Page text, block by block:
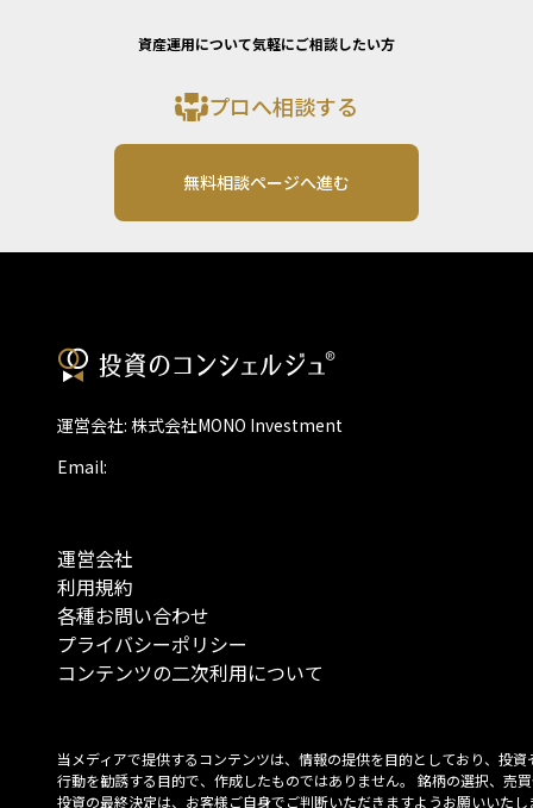
資産運用について気軽にご相談したい方
プロへ相談する
無料相談ページへ進む
運営会社: 株式会社MONO Investment
Email:
運営会社
利用規約
各種お問い合わせ
プライバシーポリシー
コンテンツの二次利用について
当メディアで提供するコンテンツは、情報の提供を目的としており、投資
行動を勧誘する目的で、作成したものではありません。 銘柄の選択、売
投資の最終決定は、お客様ご自身でご判断いただきますようお願いいたし